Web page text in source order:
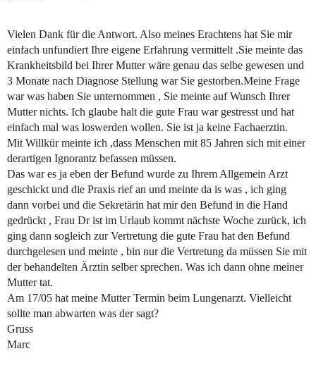
Vielen Dank für die Antwort. Also meines Erachtens hat Sie mir
einfach unfundiert Ihre eigene Erfahrung vermittelt .Sie meinte das
Krankheitsbild bei Ihrer Mutter wäre genau das selbe gewesen und
3 Monate nach Diagnose Stellung war Sie gestorben.Meine Frage
war was haben Sie unternommen , Sie meinte auf Wunsch Ihrer
Mutter nichts. Ich glaube halt die gute Frau war gestresst und hat
einfach mal was loswerden wollen. Sie ist ja keine Fachaerztin.
Mit Willkür meinte ich ,dass Menschen mit 85 Jahren sich mit einer
derartigen Ignorantz befassen müssen.
Das war es ja eben der Befund wurde zu Ihrem Allgemein Arzt
geschickt und die Praxis rief an und meinte da is was , ich ging
dann vorbei und die Sekretärin hat mir den Befund in die Hand
gedrückt , Frau Dr ist im Urlaub kommt nächste Woche zurück, ich
ging dann sogleich zur Vertretung die gute Frau hat den Befund
durchgelesen und meinte , bin nur die Vertretung da müssen Sie mit
der behandelten Ärztin selber sprechen. Was ich dann ohne meiner
Mutter tat.
Am 17/05 hat meine Mutter Termin beim Lungenarzt. Vielleicht
sollte man abwarten was der sagt?
Gruss
Marc